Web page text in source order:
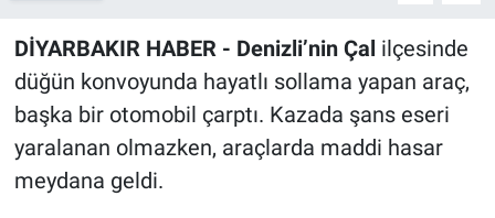
DİYARBAKIR HABER - Denizli’nin Çal ilçesinde
düğün konvoyunda hayatlı sollama yapan araç,
başka bir otomobil çarptı. Kazada şans eseri
yaralanan olmazken, araçlarda maddi hasar
meydana geldi.